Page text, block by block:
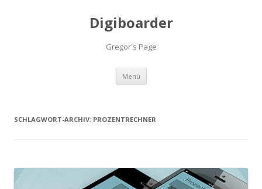
Digiboarder
Gregor's Page
Menü Zum
springen
SCHLAGWORT-ARCHIV: PROZENTRECHNER